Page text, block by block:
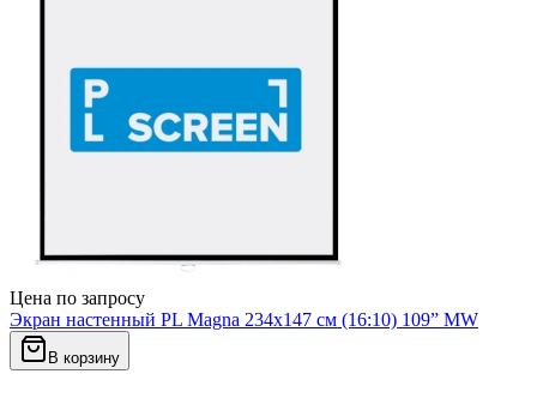
Цена по запросу
Экран настенный PL Magna 234x147 см (16:10) 109” MW
В корзину